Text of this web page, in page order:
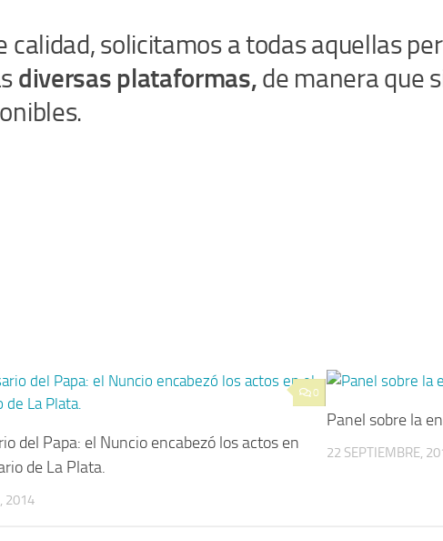
solicitamos a todas aquellas
diversas plataformas, de manera que
0
del Papa: el Nuncio encabezó los actos en
de La Plata.
2014
Panel sobre la
22 SEPTIEMBRE,